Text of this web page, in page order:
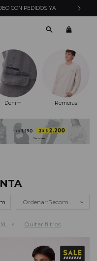
CON PEDIDOS YA
Denim Remeras
Recomendados
Quitar filtros